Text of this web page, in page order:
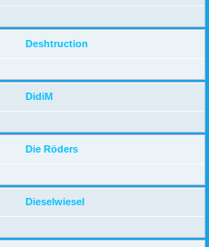
Deshtruction
DidiM
Die Röders
Dieselwiesel